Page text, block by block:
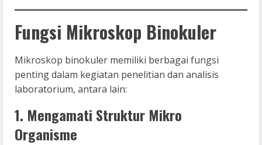
Fungsi Mikroskop Binokuler
Mikroskop binokuler memiliki berbagai fungsi
penting dalam kegiatan penelitian dan analisis
laboratorium, antara lain:
1. Mengamati Struktur Mikro
Organisme